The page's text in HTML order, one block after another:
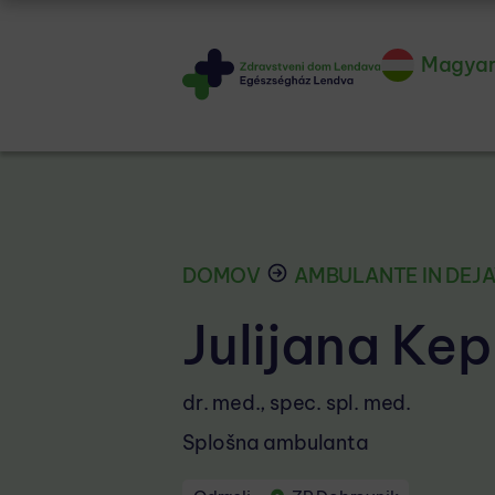
Magyar
DOMOV AMBULANTE IN
Julijana
dr. med., spec. spl. med.
Splošna ambulanta